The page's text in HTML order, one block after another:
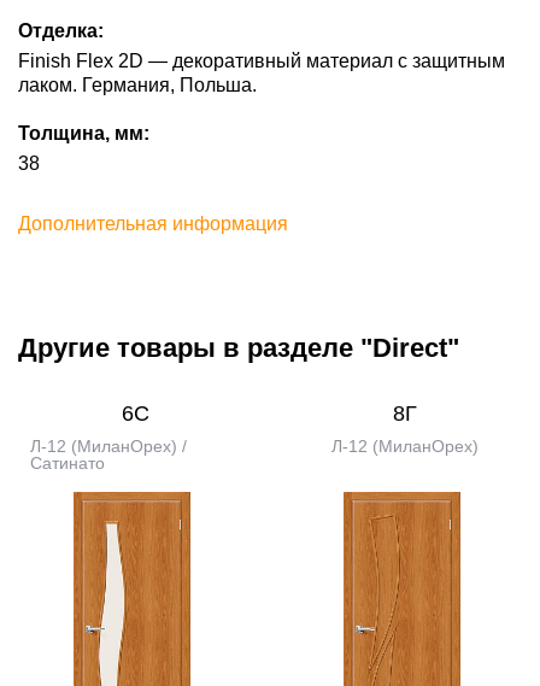
Отделка:
Finish Flex 2D — декоративный материал с защитным
лаком. Германия, Польша.
Толщина, мм:
38
Дополнительная информация
Другие товары в разделе "Direct"
6С
Л-12 (МиланОрех) /
Сатинато
8Г
Л-12 (МиланОрех)